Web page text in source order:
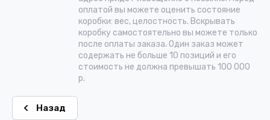
оплатой вы можете оценить состояние
коробки: вес, целостность. Вскрывать
коробку самостоятельно вы можете только
после оплаты заказа. Один заказ может
содержать не больше 10 позиций и его
стоимость не должна превышать 100 000
р.
Назад